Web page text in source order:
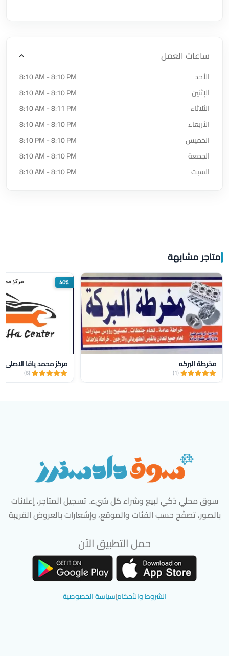
ساعات العمل
الأحد
8:10 AM - 8:10 PM
الإثنين
8:10 AM - 8:10 PM
الثلاثاء
8:10 AM - 8:11 PM
الأربعاء
8:10 AM - 8:10 PM
الخميس
8:10 PM - 8:10 PM
الجمعة
8:10 AM - 8:10 PM
السبت
8:10 AM - 8:10 PM
متاجر مشابهة
مخرطة البركه
(1)
40%
مركز محمد يافا الاصلي
(6)
سوق محلي ذكي لبيع وشراء كل شيء. تسجيل المتاجر، إعلانات
بالصور، تصفّح حسب الفئات والموقع، وإشعارات بالعروض القريبة
حمل التطبيق الآن
الشروط والأحكام|سياسة الخصوصية